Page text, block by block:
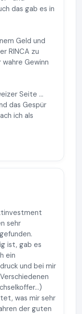
das gab es in
Geld und
RINCA zu
Gewinn
Seite ...
das Gespür
ich als
sehr
ist, gab es
ein
und bei mir
was mir sehr
der guten